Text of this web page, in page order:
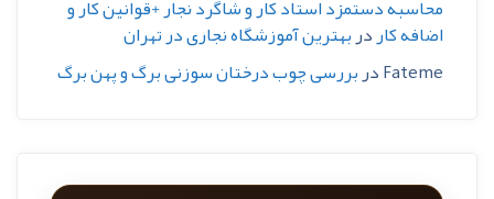
محاسبه دستمزد استاد کار و شاگرد نجار +قوانین کار و
اضافه کاردربهترین آموزشگاه نجاری در تهران
Fatemeدربررسی چوب درختان سوزنی برگ و پهن برگ